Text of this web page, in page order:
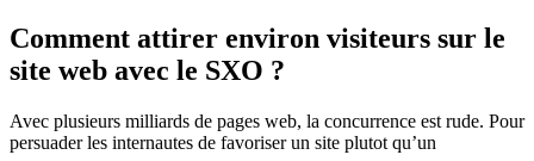
Comment attirer environ visiteurs sur le
site web avec le SXO ?
Avec plusieurs milliards de pages web, la concurrence est rude. Pour
persuader les internautes de favoriser un site plutot qu’un